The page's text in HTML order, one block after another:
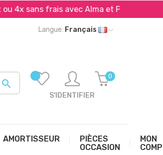
sans frais avec Alma et PayPal*
Langue: Français

S'IDENTIFIER
0
AMORTISSEUR
PIÈCES
OCCASION
MON